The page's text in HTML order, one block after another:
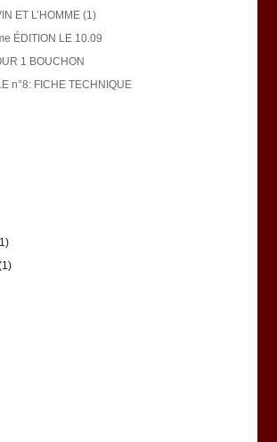
ET L’HOMME (1)
ÉDITION LE 10.09
1 BOUCHON
n°8: FICHE TECHNIQUE